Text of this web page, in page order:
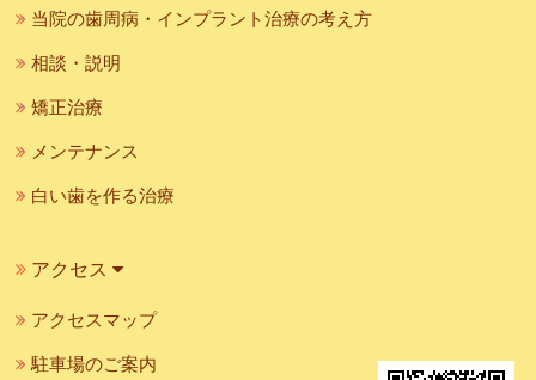
当院の歯周病・インプラント治療の考え方
相談・説明
矯正治療
メンテナンス
白い歯を作る治療
アクセス
アクセスマップ
駐車場のご案内